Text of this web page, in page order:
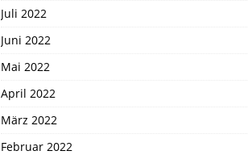
Juli 2022
Juni 2022
Mai 2022
April 2022
März 2022
Februar 2022